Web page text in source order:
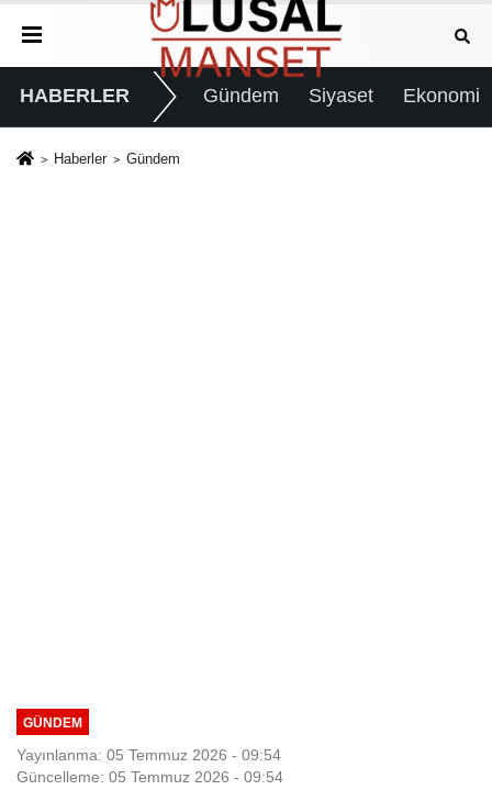
HABERLER Gündem Siyaset Ekonomi
Haberler Gündem
GÜNDEM
Yayınlanma: 05 Temmuz 2026 - 09:54
Güncelleme: 05 Temmuz 2026 - 09:54